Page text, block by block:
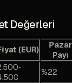
Değerleri
(EUR)
Pazar
Payı
%22